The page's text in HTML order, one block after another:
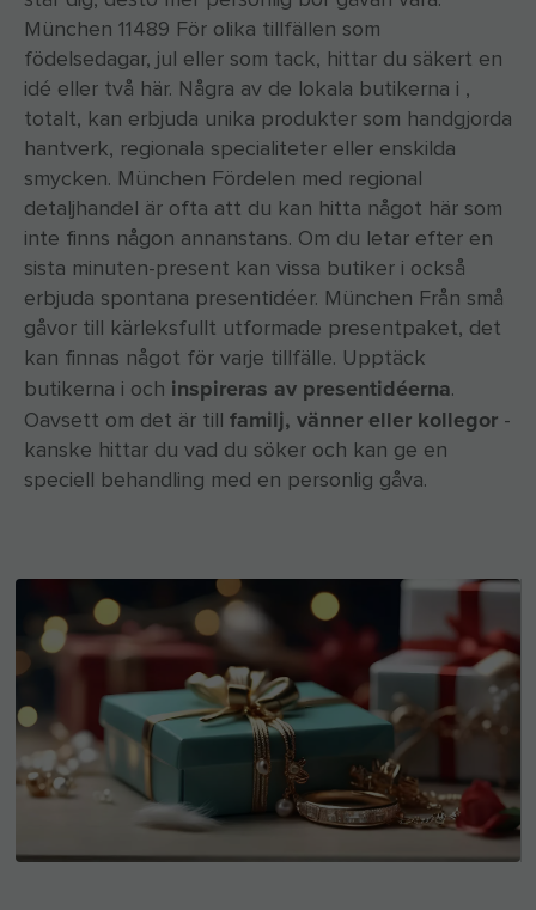
München 11489 För olika tillfällen som
födelsedagar, jul eller som tack, hittar du säkert en
idé eller två här. Några av de lokala butikerna i ,
totalt, kan erbjuda unika produkter som handgjorda
hantverk, regionala specialiteter eller enskilda
smycken. München Fördelen med regional
detaljhandel är ofta att du kan hitta något här som
inte finns någon annanstans. Om du letar efter en
sista minuten-present kan vissa butiker i också
erbjuda spontana presentidéer. München Från små
gåvor till kärleksfullt utformade presentpaket, det
kan finnas något för varje tillfälle. Upptäck
butikerna i och inspireras av presentidéerna.
Oavsett om det är till familj, vänner eller kollegor -
kanske hittar du vad du söker och kan ge en
speciell behandling med en personlig gåva.